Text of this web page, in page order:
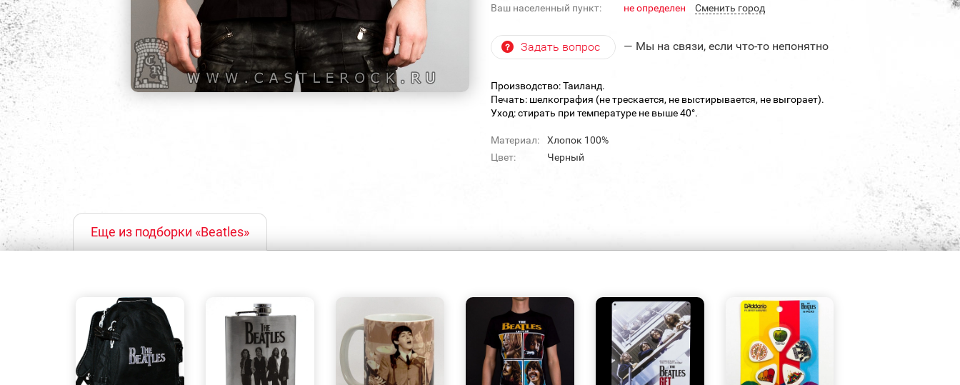
Ваш населенный пункт: не определен Cменить город
Задать вопрос — Мы на связи, если что-то непонятно
Производство: Таиланд.
Печать: шелкография (не трескается, не выстирывается, не выгорает).
Уход: стирать при температуре не выше 40°.
Материал:
Хлопок 100%
Цвет:
Черный
Еще из подборки «Beatles»